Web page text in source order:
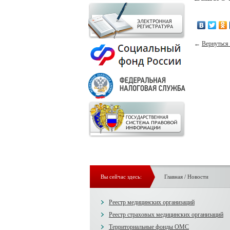
← Вернуться
Вы сейчас здесь: Главная/ Новости
Реестр медицинских организаций
Реестр страховых медицинских организаций
Территориальные фонды ОМС